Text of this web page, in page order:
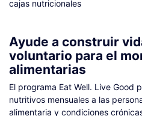
Ayude a construir
voluntario para el
alimentarias
El programa Eat Well. Live Good
nutritivos mensuales a las
alimentaria y condiciones